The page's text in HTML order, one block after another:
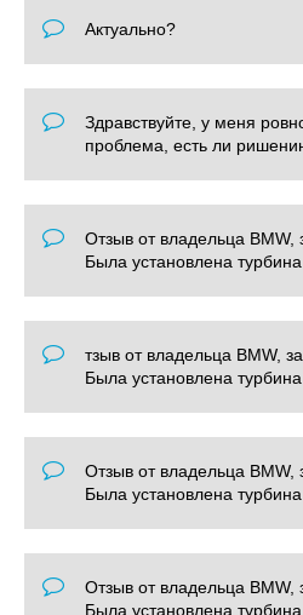
Актуально?
Здравствуйте, у меня
проблема, есть ли
Отзыв от владельца BMW,
Была установлена турбина
тзыв от владельца BMW,
Была установлена турбина
Отзыв от владельца BMW,
Была установлена турбина
Отзыв от владельца BMW,
Была установлена турбина